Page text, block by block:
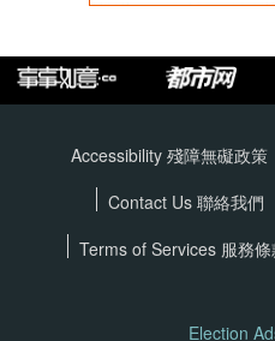
Accessibility 殘障無礙政策
Contact Us 聯絡我們
Terms of Services 服務條
Election